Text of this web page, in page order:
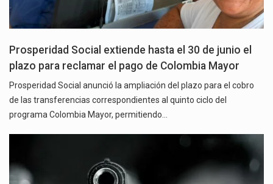
Prosperidad Social extiende hasta el 30 de junio el
plazo para reclamar el pago de Colombia Mayor
Prosperidad Social anunció la ampliación del plazo para el cobro
de las transferencias correspondientes al quinto ciclo del
programa Colombia Mayor, permitiendo…